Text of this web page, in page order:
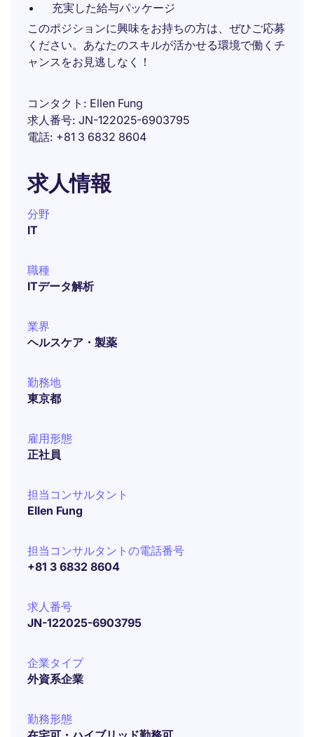
充実した給与パッケージ
このポジションに興味をお持ちの方は、ぜひご応募
ください。あなたのスキルが活かせる環境で働くチ
ャンスをお見逃しなく！
コンタクト
Ellen Fung
求人番号 JN-122025-6903795
電話 +81 3 6832 8604
求人情報
分野
IT
職種
ITデータ解析
業界
ヘルスケア・製薬
勤務地
東京都
雇用形態
正社員
担当コンサルタント
Ellen Fung
担当コンサルタントの電話番号
+81 3 6832 8604
求人番号
JN-122025-6903795
企業タイプ
外資系企業
勤務形態